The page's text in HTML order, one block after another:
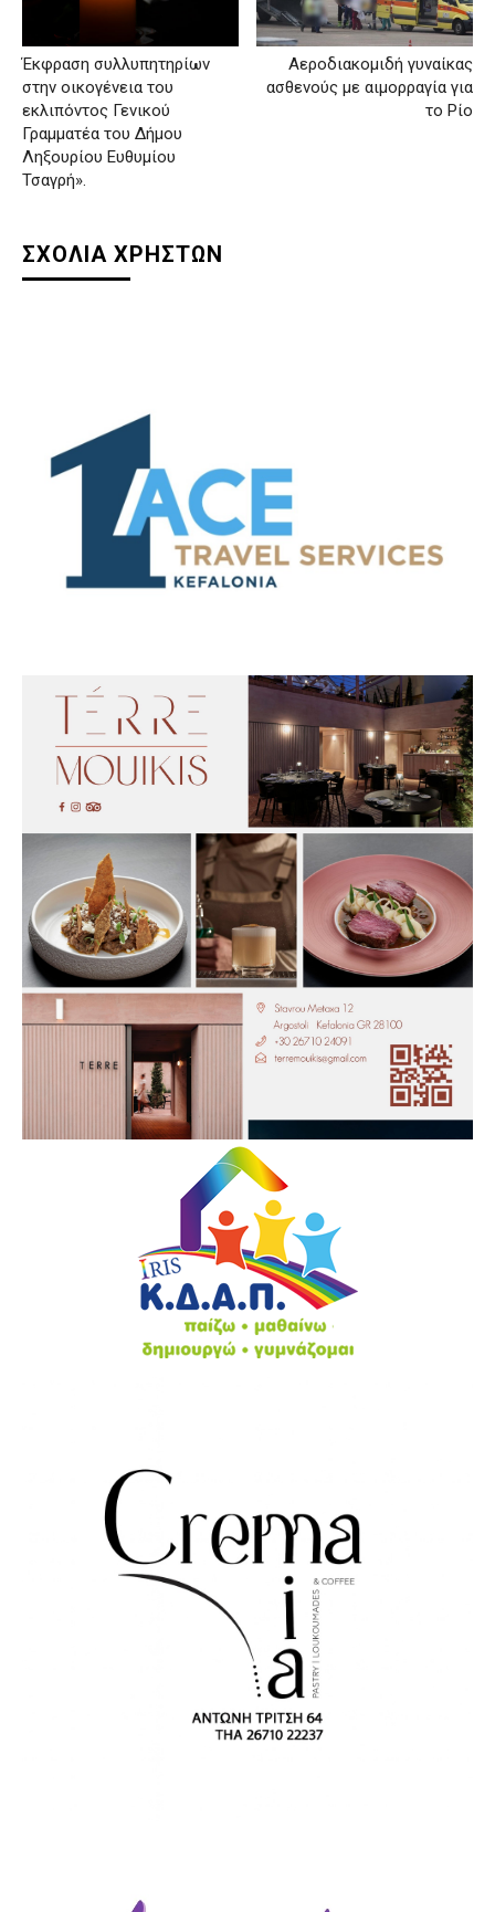
Έκφραση συλλυπητηρίων
στην οικογένεια του
εκλιπόντος Γενικού
Γραμματέα του Δήμου
Ληξουρίου Ευθυμίου
Τσαγρή».
Αεροδιακομιδή γυναίκας
ασθενούς με αιμορραγία για
το Ρίο
ΣΧΟΛΙΑ ΧΡΗΣΤΩΝ